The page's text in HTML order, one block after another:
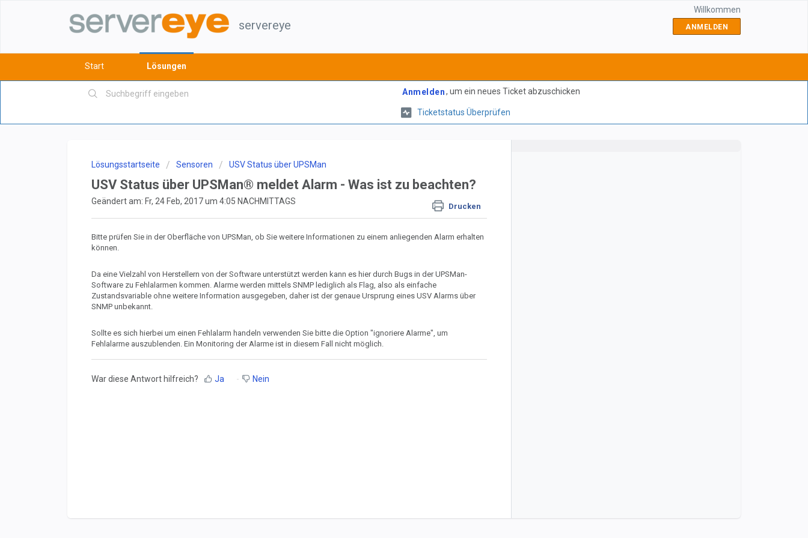
servereye
Willkommen
ANMELDEN
Start Lösungen
Anmelden, um ein neues Ticket abzuschicken
Ticketstatus Überprüfen
Lösungsstartseite Sensoren USV Status über UPSMan
USV Status über UPSMan® meldet Alarm - Was ist zu beachten?
Drucken
Geändert am: Fr, 24 Feb, 2017 um 4:05 NACHMITTAGS
Bitte prüfen Sie in der Oberfläche von UPSMan, ob Sie weitere Informationen zu einem anliegenden Alarm erhalten
können.
Da eine Vielzahl von Herstellern von der Software unterstützt werden kann es hier durch Bugs in der UPSMan-
Software zu Fehlalarmen kommen. Alarme werden mittels SNMP lediglich als Flag, also als einfache
Zustandsvariable ohne weitere Information ausgegeben, daher ist der genaue Ursprung eines USV Alarms über
SNMP unbekannt.
Sollte es sich hierbei um einen Fehlalarm handeln verwenden Sie bitte die Option "ignoriere Alarme", um
Fehlalarme auszublenden. Ein Monitoring der Alarme ist in diesem Fall nicht möglich.
War diese Antwort hilfreich? Ja Nein